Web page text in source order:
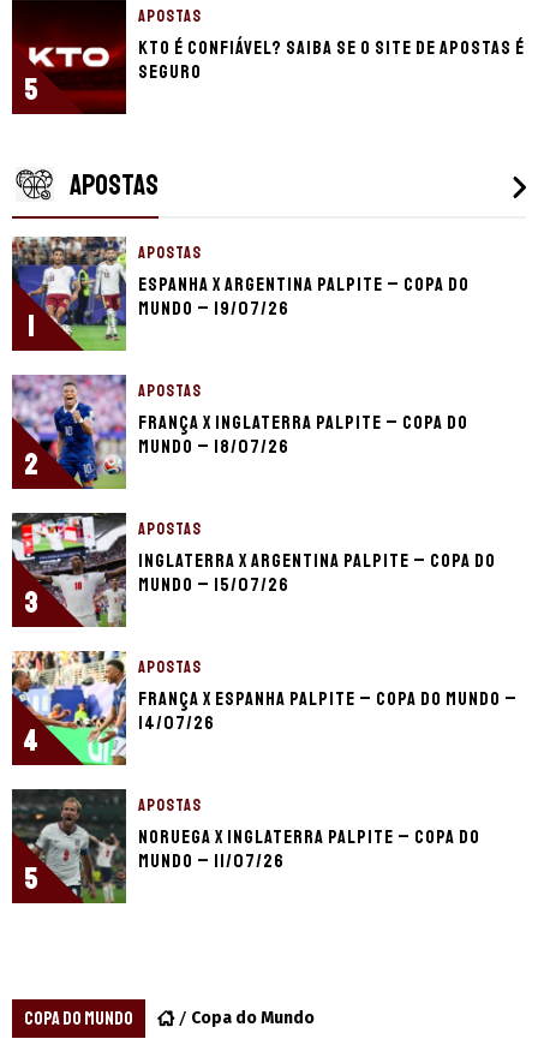
5
APOSTAS
KTO é confiável? Saiba se o site de apostas é
seguro
APOSTAS
1
APOSTAS
Espanha x Argentina palpite – Copa do
Mundo – 19/07/26
2
APOSTAS
França x Inglaterra palpite – Copa do
Mundo – 18/07/26
3
APOSTAS
Inglaterra x Argentina palpite – Copa do
Mundo – 15/07/26
4
APOSTAS
França x Espanha palpite – Copa do Mundo –
14/07/26
5
APOSTAS
Noruega x Inglaterra palpite – Copa do
Mundo – 11/07/26
COPA DO MUNDO Copa do Mundo